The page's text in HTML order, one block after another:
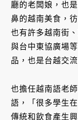
廳的老闆娘，也
鼻的越南美食，
也有許多越南街
與台中東協廣場
品，也是台越交
也擔任越南語老
語，「很多學生
傳統和飲食產生